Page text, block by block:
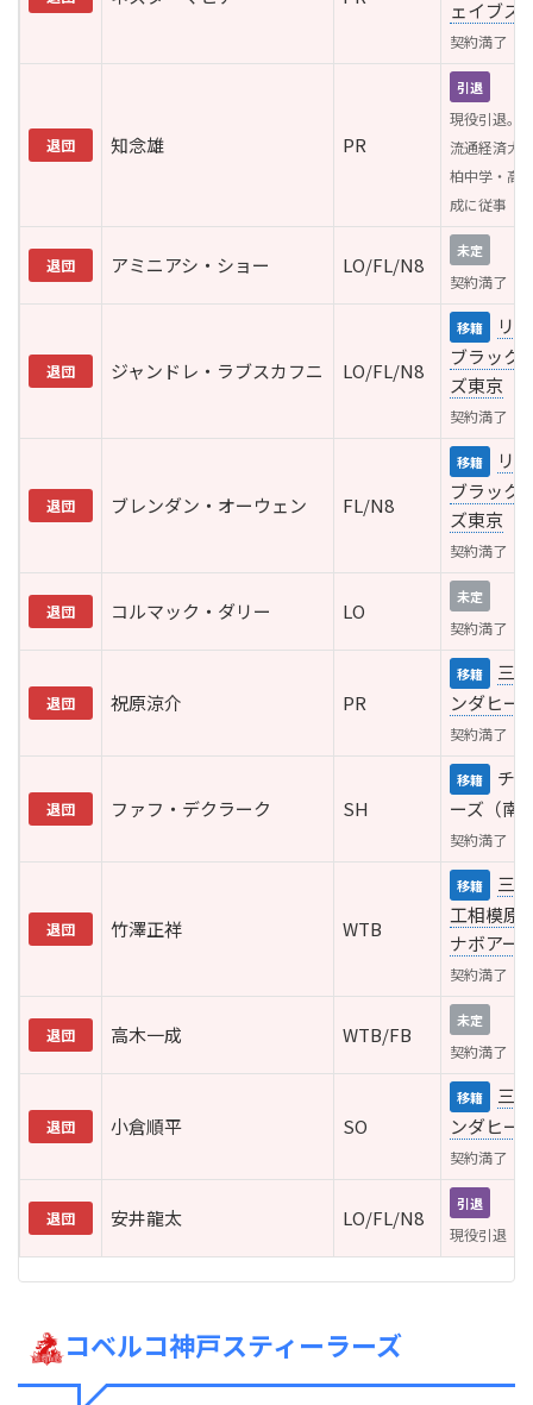
ェイブス
契約満了
退団 知念雄 PR
引退
現役引退。
流通経済大
柏中学・高
成に従事
退団 アミニアシ・ショー LO/FL/N8
未定
契約満了
退団 ジャンドレ・ラブスカフニ LO/FL/N8
移籍
リ
ブラック
ズ東京
契約満了
退団 ブレンダン・オーウェン FL/N8
移籍
リ
ブラック
ズ東京
契約満了
退団 コルマック・ダリー LO
未定
契約満了
退団 祝原涼介 PR
移籍
三
ンダヒー
契約満了
退団 ファフ・デクラーク SH
移籍
チ
ーズ（南
契約満了
退団 竹澤正祥 WTB
移籍
三
工相模原
ナボアー
契約満了
退団 高木一成 WTB/FB
未定
契約満了
退団 小倉順平 SO
移籍
三
ンダヒー
契約満了
退団 安井龍太 LO/FL/N8
引退
現役引退
コベルコ神戸スティーラーズ